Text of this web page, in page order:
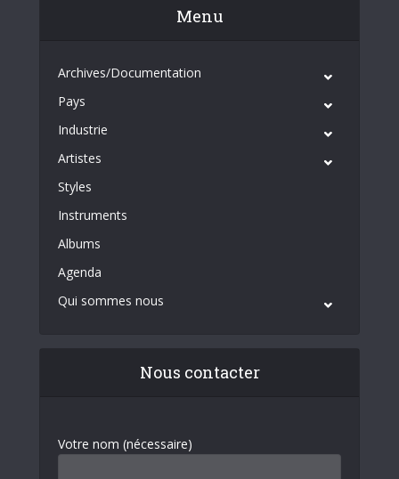
Menu
Archives/Documentation
Pays
Industrie
Artistes
Styles
Instruments
Albums
Agenda
Qui sommes nous
Nous contacter
Votre nom (nécessaire)